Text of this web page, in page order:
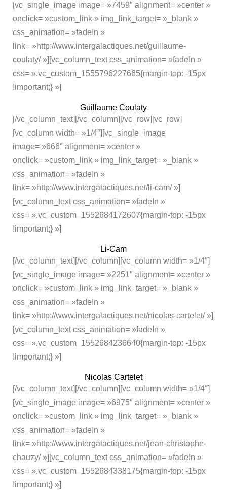
[vc_single_image image= »7459″ alignment= »center »
onclick= »custom_link » img_link_target= »_blank »
css_animation= »fadeIn »
link= »http://www.intergalactiques.net/guillaume-
coulaty/ »][vc_column_text css_animation= »fadeIn »
css= ».vc_custom_1555796227665{margin-top: -15px
!important;} »]
Guillaume Coulaty
[/vc_column_text][/vc_column][/vc_row][vc_row]
[vc_column width= »1/4″][vc_single_image
image= »666″ alignment= »center »
onclick= »custom_link » img_link_target= »_blank »
css_animation= »fadeIn »
link= »http://www.intergalactiques.net/li-cam/ »]
[vc_column_text css_animation= »fadeIn »
css= ».vc_custom_1552684172607{margin-top: -15px
!important;} »]
Li-Cam
[/vc_column_text][/vc_column][vc_column width= »1/4″]
[vc_single_image image= »2251″ alignment= »center »
onclick= »custom_link » img_link_target= »_blank »
css_animation= »fadeIn »
link= »http://www.intergalactiques.net/nicolas-cartelet/ »]
[vc_column_text css_animation= »fadeIn »
css= ».vc_custom_1552684236640{margin-top: -15px
!important;} »]
Nicolas Cartelet
[/vc_column_text][/vc_column][vc_column width= »1/4″]
[vc_single_image image= »6975″ alignment= »center »
onclick= »custom_link » img_link_target= »_blank »
css_animation= »fadeIn »
link= »http://www.intergalactiques.net/jean-christophe-
chauzy/ »][vc_column_text css_animation= »fadeIn »
css= ».vc_custom_1552684338175{margin-top: -15px
!important;} »]